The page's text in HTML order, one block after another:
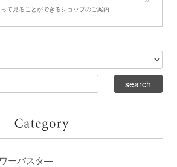
て見ることができるショップのご案内
ーバスタ―